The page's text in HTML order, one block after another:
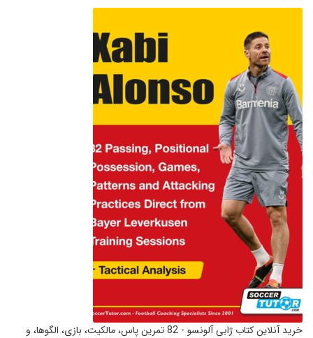
خرید آنلاین کتاب ژابی آلونسو - 82 تمرین پاس، مالکیت، بازی، الگوها، و